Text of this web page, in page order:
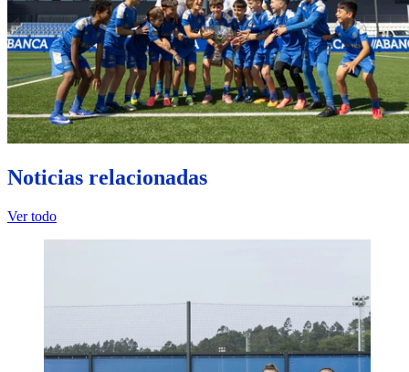
Noticias relacionadas
Ver todo